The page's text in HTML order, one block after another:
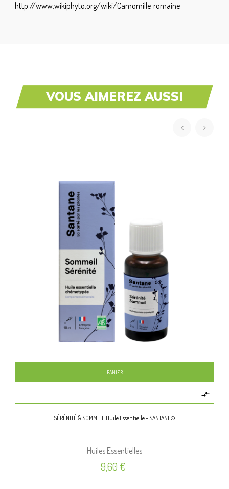
http://www.wikiphyto.org/wiki/Camomille_romaine
VOUS AIMEREZ AUSSI
PANIER

SÉRÉNITÉ & SOMMEIL Huile Essentielle - SANTANE®
Huiles Essentielles
Prix
9,60 €